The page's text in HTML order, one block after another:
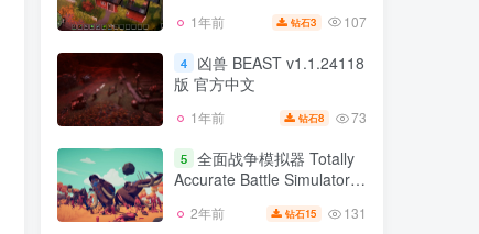
1年前 钻石3 107
4
凶兽 BEAST v1.1.24118
版 官方中文
1年前 钻石8 73
5 全面战争模拟器 Totally
Accurate Battle Simulator
v1.1.6b版 集成全DLC 官方
中文2年前 钻石15 131